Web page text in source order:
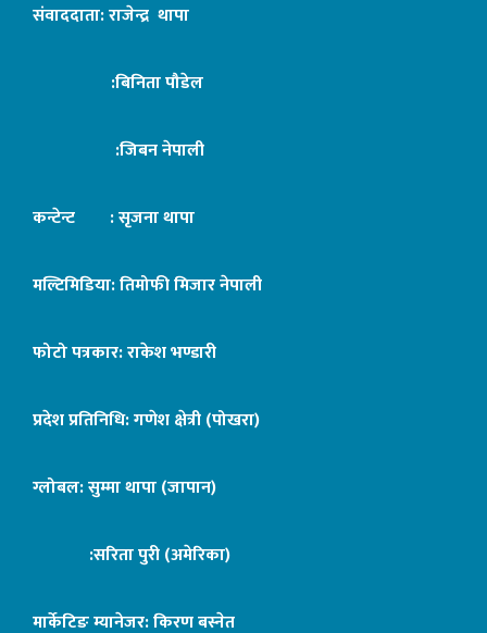
संवाददाता: राजेन्द्र थापा
:बिनिता पौडेल
:जिबन नेपाली
कन्टेन्ट : सृजना थापा
मल्टिमिडिया: तिमोफी मिजार नेपाली
फोटो पत्रकार: राकेश भण्डारी
प्रदेश प्रतिनिधि: गणेश क्षेत्री (पोखरा)
ग्लोबल: सुम्मा थापा (जापान)
:सरिता पुरी (अमेरिका)
मार्केटिङ म्यानेजर: किरण बस्नेत